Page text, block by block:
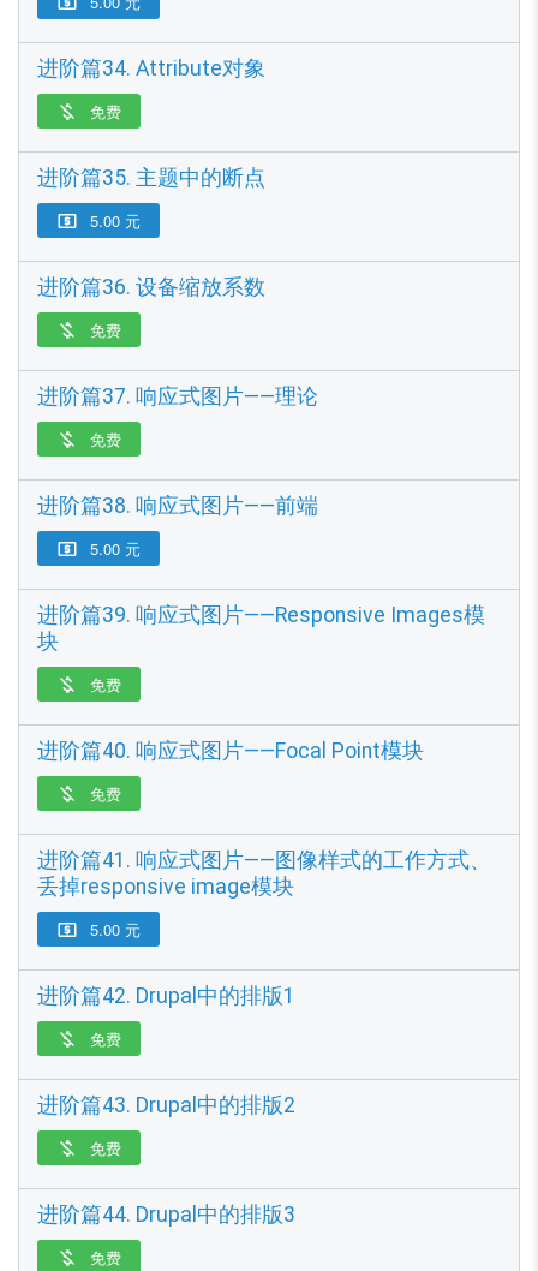
进阶篇34. Attribute对象
 免费
进阶篇35. 主题中的断点
 5.00 元
进阶篇36. 设备缩放系数
 免费
进阶篇37. 响应式图片——理论
 免费
进阶篇38. 响应式图片——前端
 5.00 元
进阶篇39. 响应式图片——Responsive Images模
块
 免费
进阶篇40. 响应式图片——Focal Point模块
 免费
进阶篇41. 响应式图片——图像样式的工作方式、
丢掉responsive image模块
 5.00 元
进阶篇42. Drupal中的排版1
 免费
进阶篇43. Drupal中的排版2
 免费
进阶篇44. Drupal中的排版3
 免费